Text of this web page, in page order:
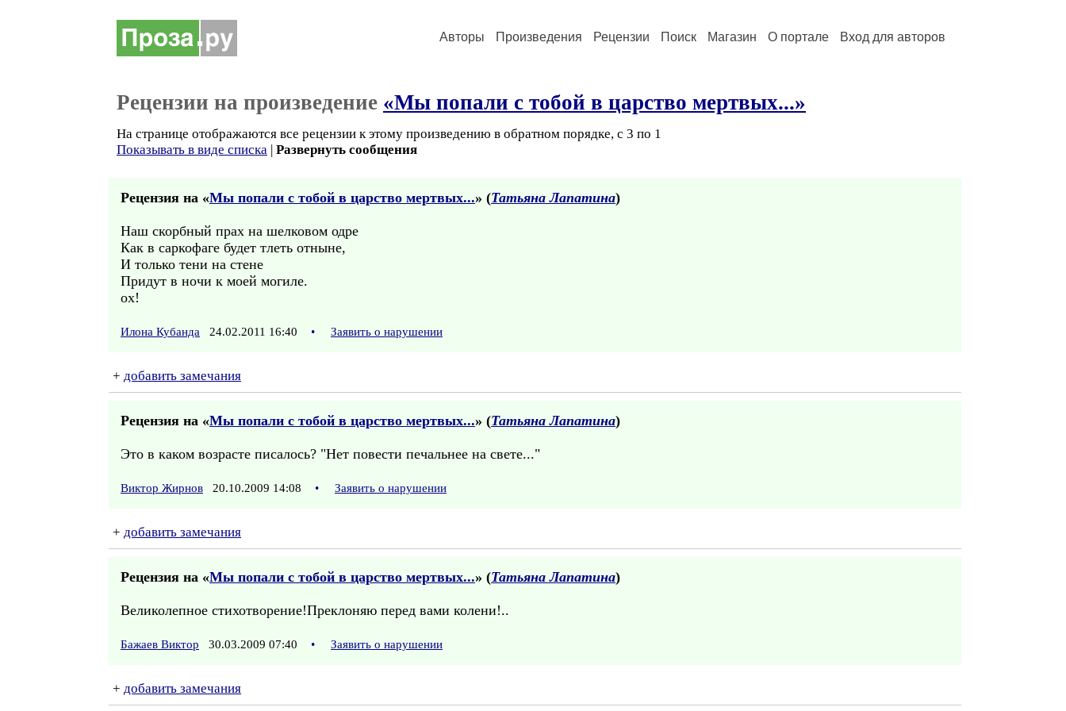
Авторы Произведения Рецензии Поиск Магазин О портале Вход для авторов
Рецензии на произведение «Мы попали с тобой в царство мертвых...»
На странице отображаются все рецензии к этому произведению в обратном порядке, с 3 по 1
Показывать в виде списка | Развернуть сообщения
Рецензия на «Мы попали с тобой в царство мертвых...» (Татьяна Лапатина)
Наш скорбный прах на шелковом одре
Как в саркофаге будет тлеть отныне,
И только тени на стене
Придут в ночи к моей могиле.
ох!
Илона Кубанда 24.02.2011 16:40 • Заявить о нарушении
+ добавить замечания
Рецензия на «Мы попали с тобой в царство мертвых...» (Татьяна Лапатина)
Это в каком возрасте писалось? "Нет повести печальнее на свете..."
Виктор Жирнов 20.10.2009 14:08 • Заявить о нарушении
+ добавить замечания
Рецензия на «Мы попали с тобой в царство мертвых...» (Татьяна Лапатина)
Великолепное стихотворение!Преклоняю перед вами колени!..
Бажаев Виктор 30.03.2009 07:40 • Заявить о нарушении
+ добавить замечания